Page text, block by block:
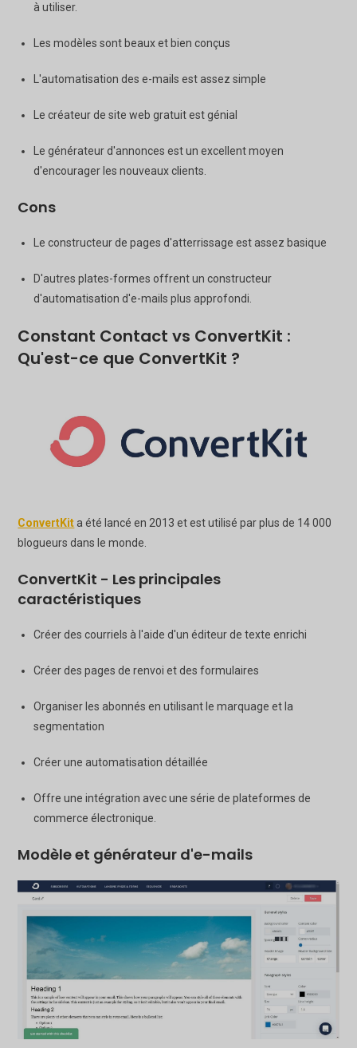
à utiliser.
Les modèles sont beaux et bien conçus
L'automatisation des e-mails est assez simple
Le créateur de site web gratuit est génial
Le générateur d'annonces est un excellent moyen
d'encourager les nouveaux clients.
Cons
Le constructeur de pages d'atterrissage est assez basique
D'autres plates-formes offrent un constructeur
d'automatisation d'e-mails plus approfondi.
Constant Contact vs ConvertKit :
Qu'est-ce que ConvertKit ?
ConvertKit a été lancé en 2013 et est utilisé par plus de 14 000
blogueurs dans le monde.
ConvertKit - Les principales
caractéristiques
Créer des courriels à l'aide d'un éditeur de texte enrichi
Créer des pages de renvoi et des formulaires
Organiser les abonnés en utilisant le marquage et la
segmentation
Créer une automatisation détaillée
Offre une intégration avec une série de plateformes de
commerce électronique.
Modèle et générateur d'e-mails